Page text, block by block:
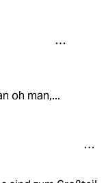
oh man,...